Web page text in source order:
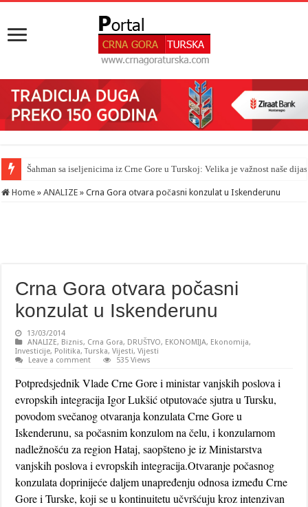
Šahman sa iseljenicima iz Crne Gore u Turskoj: Velika je važnost naše
Home » ANALIZE » Crna Gora otvara počasni konzulat u Iskenderunu
Crna Gora otvara počasni
konzulat u Iskenderunu
13/03/2014
ANALIZE, Biznis, Crna Gora, DRUŠTVO, EKONOMIJA, Ekonomija,
Investicije, Politika,Turska,Vijesti,Vijesti
Leave a comment
535 Views
Potpredsjednik Vlade Crne Gore i ministar vanjskih poslova i
evropskih integracija Igor Lukšić otputovaće sjutra u Tursku,
povodom svečanog otvaranja konzulata Crne Gore u
Iskenderunu, sa počasnim konzulom na čelu, i konzularnom
nadležnošću za region Hataj, saopšteno je iz Ministarstva
vanjskih poslova i evropskih integracija.Otvaranje počasnog
konzulata doprinijeće daljem unapređenju odnosa između Crne
Gore i Turske, koji se u kontinuitetu učvršćuju kroz intenzivan